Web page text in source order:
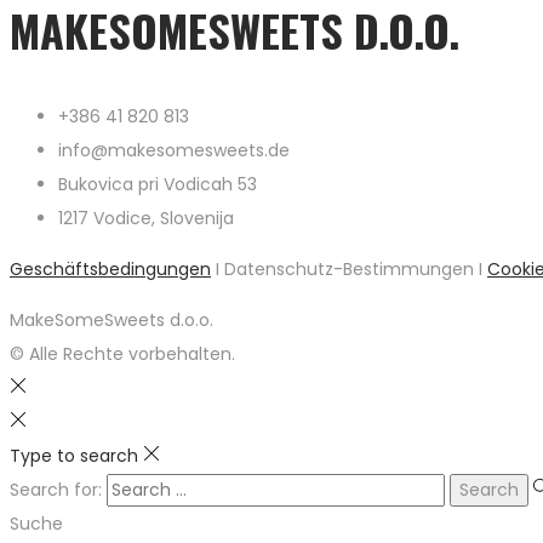
MAKESOMESWEETS D.O.O.
+386 41 820 813
info@makesomesweets.de
Bukovica pri Vodicah 53
1217 Vodice, Slovenija
Geschäftsbedingungen I Datenschutz-Bestimmungen I
MakeSomeSweets d.o.o.
© Alle Rechte vorbehalten.
Type to search
Search for:
Suche